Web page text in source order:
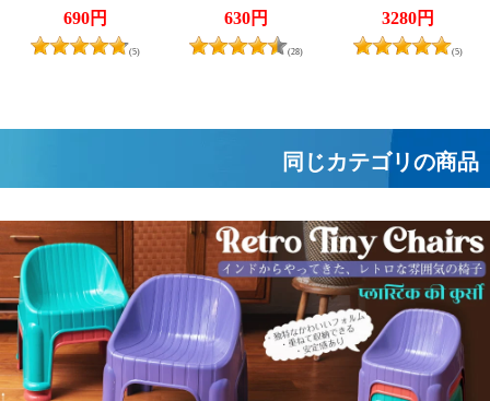
30個入り 樹脂
香・レジン香にも
690円
(5)
30個入り 樹脂
香・レジン香にも
630円
(28)
3280円
(5)
同じカテゴリの商品